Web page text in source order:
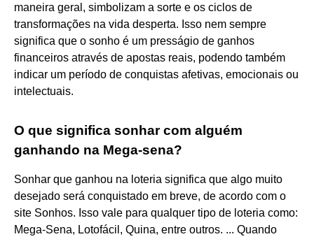
maneira geral, simbolizam a sorte e os ciclos de
transformações na vida desperta. Isso nem sempre
significa que o sonho é um presságio de ganhos
financeiros através de apostas reais, podendo também
indicar um período de conquistas afetivas, emocionais ou
intelectuais.
O que significa sonhar com alguém
ganhando na Mega-sena?
Sonhar que ganhou na loteria significa que algo muito
desejado será conquistado em breve, de acordo com o
site Sonhos. Isso vale para qualquer tipo de loteria como:
Mega-Sena, Lotofácil, Quina, entre outros. ... Quando